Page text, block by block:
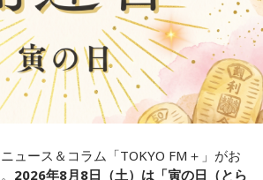
草彅健太（くさなぎ・けんた）
ネ所属。メンタルケアカウンセラー。
中心に7,000件を超え、占いイベントや
る。また、イベントMCや声優としての
関係者からの依頼も多い。
selene-uranai.com/
いか……我慢しすぎ度90％
た。本音をギリギリまで溜め込んでい
かも」という不安から、言葉を飲み込
でも、あなたが少し本音を見せても、
ません。小さな「イヤ」から、言葉に
ュース＆コラム「TOKYO FM＋」がお
2026年8月8日（土）は「寅の日（とら